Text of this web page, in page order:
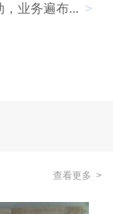
业务遍布... >
查看更多 >